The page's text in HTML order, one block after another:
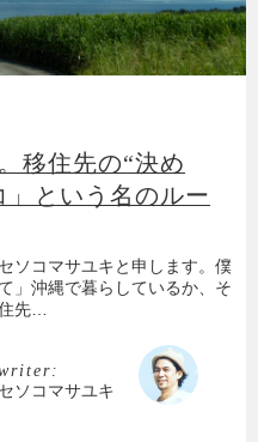
移住先の“決め
」という名のルー
ソコマサユキと申します。僕
」沖縄で暮らしているか、そ
先…
セソコマサユキ